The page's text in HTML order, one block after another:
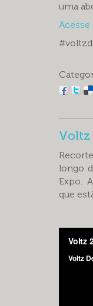
uma
Voltz
longo
Expo.
que